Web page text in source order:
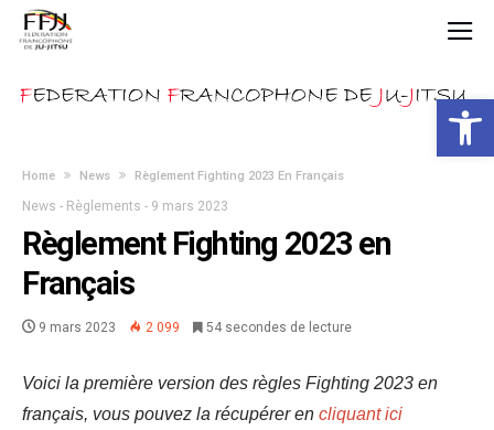
Ouvrir
Home News Règlement Fighting 2023 En Français
News - Règlements - 9 mars 2023
Règlement Fighting 2023 en
Français
9 mars 2023 2 099 54 secondes de lecture
Voici la première version des règles Fighting 2023 en
français, vous pouvez la récupérer en cliquant ici